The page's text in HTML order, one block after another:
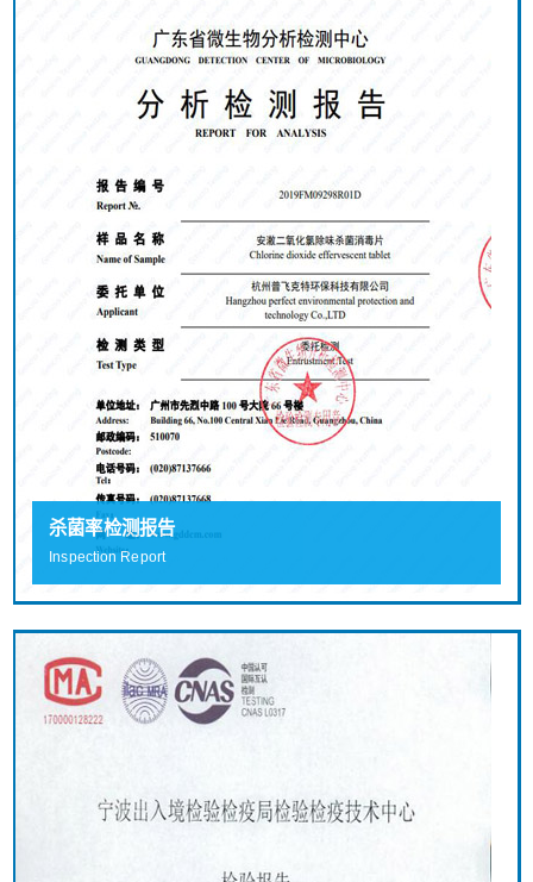
杀菌率检测报告
Inspection Report